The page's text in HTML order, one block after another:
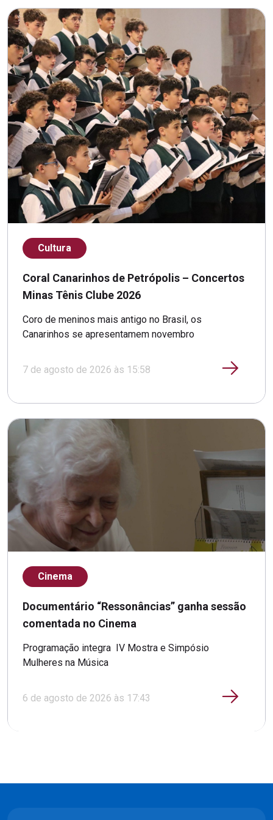
Cultura
Coral Canarinhos de Petrópolis – Concertos
Minas Tênis Clube 2026
Coro de meninos mais antigo no Brasil, os
Canarinhos se apresentamem novembro
7 de agosto de 2026 às 15:58
Cinema
Documentário “Ressonâncias” ganha sessão
comentada no Cinema
Programação integra IV Mostra e Simpósio
Mulheres na Música
6 de agosto de 2026 às 17:43